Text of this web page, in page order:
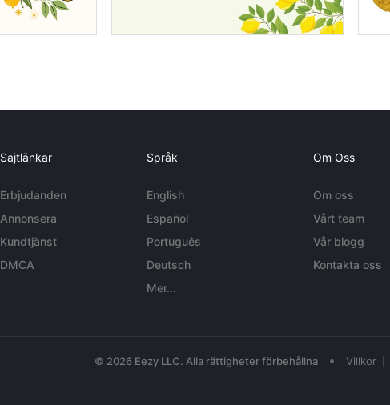
Sajtlänkar
Erbjudanden
Annonsera
Kundtjänst
DMCA
Språk
English
Español
Português
Deutsch
Mer...
Om Oss
Om oss
Vårt team
Vår blogg
Kontakta oss
© 2026 Eezy LLC. Alla rättigheter förbehållna • Villkor